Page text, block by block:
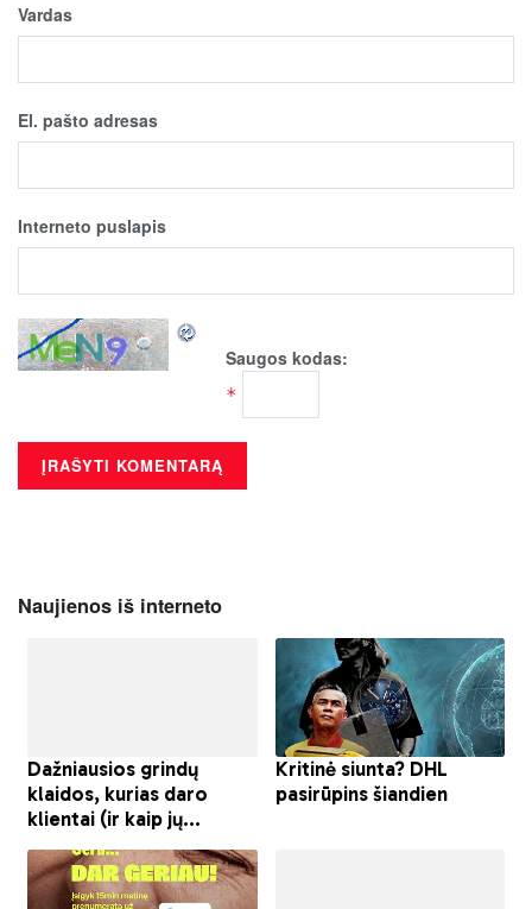
Vardas
El. pašto adresas
Interneto puslapis
Saugos kodas:
*
Naujienos iš interneto